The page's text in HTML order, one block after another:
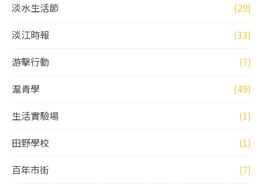
淡水生活節
(29)
淡江時報
(33)
游擊行動
(7)
滬青學
(49)
生活實驗場
(1)
田野學校
(1)
百年市街
(7)